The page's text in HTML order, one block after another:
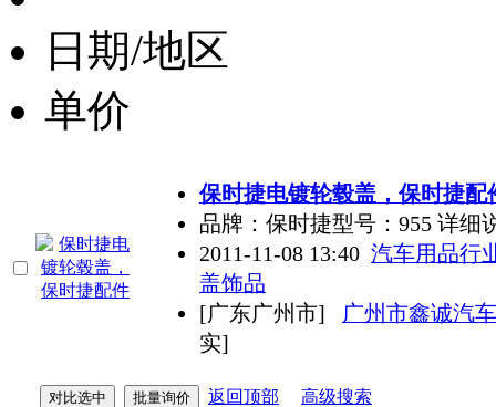
日期/地区
单价
保时捷电镀轮毂盖，保时捷配
品牌：保时捷型号：955 详细
2011-11-08 13:40 汽车用品行
盖饰品
[广东广州市]
广州市鑫诚汽
实]
返回顶部 高级搜索